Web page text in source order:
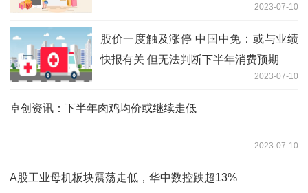
2023-07-10
股价一度触及涨停 中国中免：或与业绩
快报有关 但无法判断下半年消费预期
2023-07-10
卓创资讯：下半年肉鸡均价或继续走低
2023-07-10
A股工业母机板块震荡走低，华中数控跌超13%